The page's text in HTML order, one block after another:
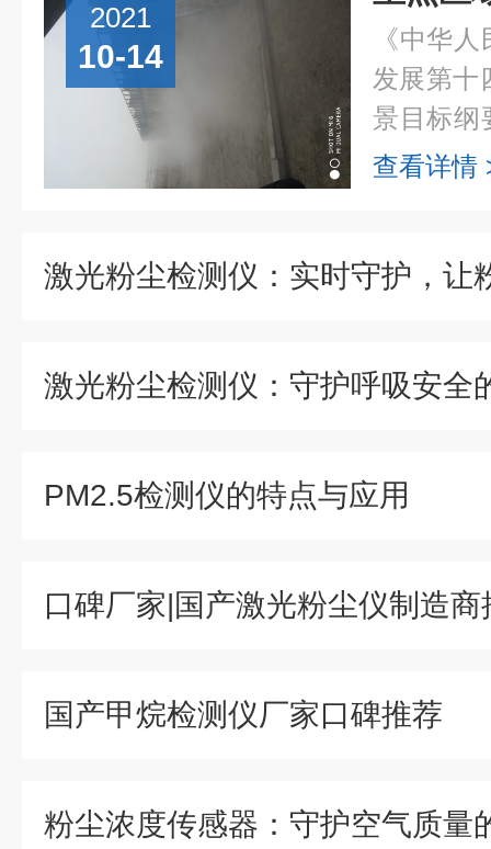
2021
10-14
《中华
发展第十
景目标纲
防治攻坚
查看详情
激光粉尘检测仪：守护呼吸安全
PM2.5检测仪的特点与应用
口碑厂家|国产激光粉尘仪制造商
国产甲烷检测仪厂家口碑推荐